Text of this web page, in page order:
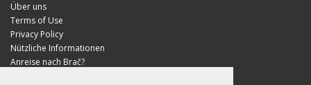
Über uns
Terms of Use
Privacy Policy
Nützliche Informationen
Anreise nach Brač?